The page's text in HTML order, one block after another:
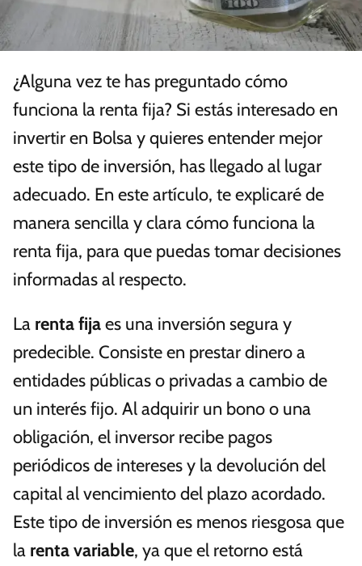
¿Alguna vez te has preguntado cómo
funciona la renta fija? Si estás interesado en
invertir en Bolsa y quieres entender mejor
este tipo de inversión, has llegado al lugar
adecuado. En este artículo, te explicaré de
manera sencilla y clara cómo funciona la
renta fija, para que puedas tomar decisiones
informadas al respecto.
La renta fijaes una inversión segura y
predecible. Consiste en prestar dinero a
entidades públicas o privadas a cambio de
un interés fijo. Al adquirir un bono o una
obligación, el inversor recibe pagos
periódicos de intereses y la devolución del
capital al vencimiento del plazo acordado.
Este tipo de inversión es menos riesgosa que
la renta variable, ya que el retorno está